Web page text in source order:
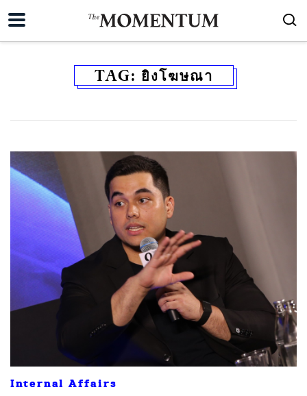
TAG: ยิงโฆษณา
Internal Affairs
SHARE TWEET LINE EMAIL